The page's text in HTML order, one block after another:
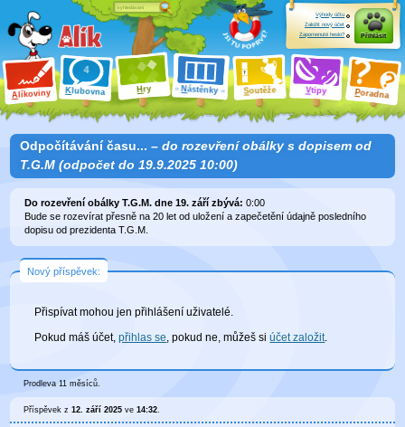
Alíkoviny Klubovna Hry Nástěnky Soutěže Vtipy Poradna
Výhody účtu
Založit nový účet
Zapomenuté heslo?
Přihlásit
Odpočítávání času... – do rozevření obálky s dopisem od
T.G.M (odpočet do 19.9.2025 10:00)
Do rozevření obálky T.G.M. dne 19. září zbývá: 0:00
Bude se rozevírat přesně na 20 let od uložení a zapečetění údajně posledního
dopisu od prezidenta T.G.M.
Nový příspěvek:
Přispívat mohou jen přihlášení uživatelé.
Pokud máš účet,přihlas se, pokud ne, můžeš siúčet založit.
Prodleva 11 měsíců.
Příspěvek z12. září 2025 ve14:32.